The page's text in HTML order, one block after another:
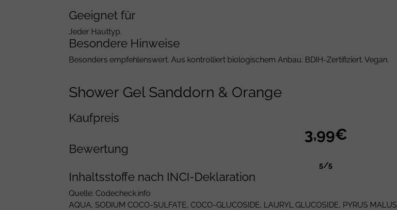
Geeignet für
Jeder Hauttyp.
Besondere Hinweise
Besonders empfehlenswert. Aus kontrolliert biologischem Anbau. BDIH-Zertifiziert. Vegan.
Shower Gel Sanddorn & Orange
Kaufpreis
3,99€
Bewertung
5/5
Inhaltsstoffe nach INCI-Deklaration
Quelle: Codecheck.info
AQUA, SODIUM COCO-SULFATE, COCO-GLUCOSIDE, LAURYL GLUCOSIDE, PYRUS MALUS